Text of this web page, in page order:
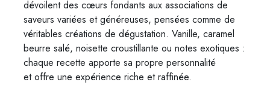
dévoilent des cœurs fondants aux associations de
saveurs variées et généreuses, pensées comme de
véritables créations de dégustation. Vanille, caramel
beurre salé, noisette croustillante ou notes exotiques :
chaque recette apporte sa propre personnalité
et offre une expérience riche et raffinée.